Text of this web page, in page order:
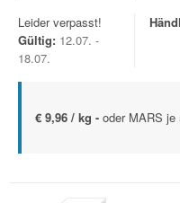
Leider verpasst!
Gültig: 12.07. -
18.07.
€ 9,96 / kg - oder MARS